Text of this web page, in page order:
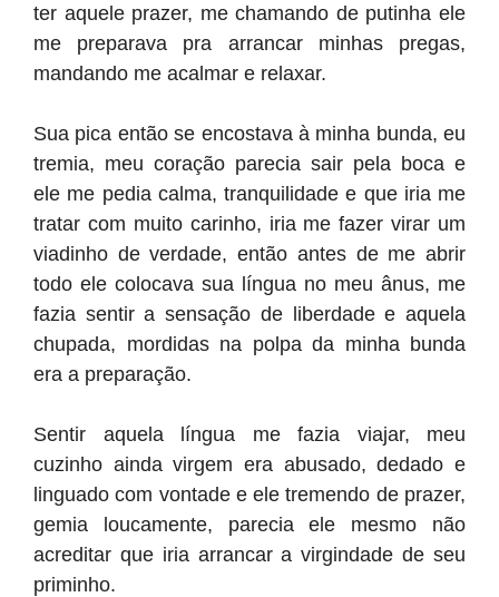
ter aquele prazer, me chamando de putinha ele
me preparava pra arrancar minhas pregas,
mandando me acalmar e relaxar.
Sua pica então se encostava à minha bunda, eu
tremia, meu coração parecia sair pela boca e
ele me pedia calma, tranquilidade e que iria me
tratar com muito carinho, iria me fazer virar um
viadinho de verdade, então antes de me abrir
todo ele colocava sua língua no meu ânus, me
fazia sentir a sensação de liberdade e aquela
chupada, mordidas na polpa da minha bunda
era a preparação.
Sentir aquela língua me fazia viajar, meu
cuzinho ainda virgem era abusado, dedado e
linguado com vontade e ele tremendo de prazer,
gemia loucamente, parecia ele mesmo não
acreditar que iria arrancar a virgindade de seu
priminho.